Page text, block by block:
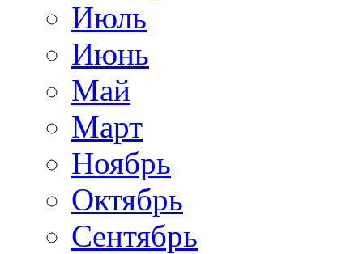
Июль
Июнь
Май
Март
Ноябрь
Октябрь
Сентябрь